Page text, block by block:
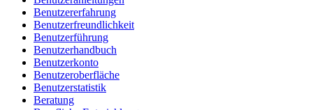
Benutzererfahrung
Benutzerfreundlichkeit
Benutzerführung
Benutzerhandbuch
Benutzerkonto
Benutzeroberfläche
Benutzerstatistik
Beratung